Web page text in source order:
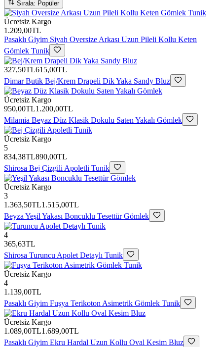
Sırala: Popüler
Ücretsiz Kargo
1.209,00TL
Pasaklı Giyim Siyah Oversize Arkası Uzun Pileli Kollu Keten
Gömlek Tunik
327,50TL615,00TL
Dimar Butik Bej/Krem Drapeli Dik Yaka Sandy Bluz
Ücretsiz Kargo
950,00TL1.200,00TL
Milamia Beyaz Düz Klasik Dokulu Saten Yakalı Gömlek
Ücretsiz Kargo
5
834,38TL890,00TL
Shirosa Bej Çizgili Apoletli Tunik
Ücretsiz Kargo
3
1.363,50TL1.515,00TL
Beyza Yeşil Yakası Boncuklu Tesettür Gömlek
4
365,63TL
Shirosa Turuncu Apolet Detaylı Tunik
Ücretsiz Kargo
4
1.139,00TL
Pasaklı Giyim Fuşya Terikoton Asimetrik Gömlek Tunik
Ücretsiz Kargo
1.089,00TL1.689,00TL
Pasaklı Giyim Ekru Hardal Uzun Kollu Oval Kesim Bluz